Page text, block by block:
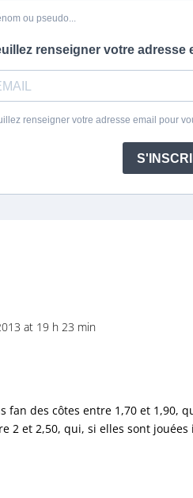
ou pseudo...
renseigner votre adresse
renseigner votre adresse email pour
at 19 h 23 min
fan des côtes entre 1,70 et 1,90,
2 et 2,50, qui, si elles sont